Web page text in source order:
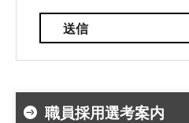
職員採用選考案内